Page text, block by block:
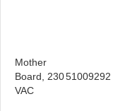
Mother
Board, 230
VAC
51009292